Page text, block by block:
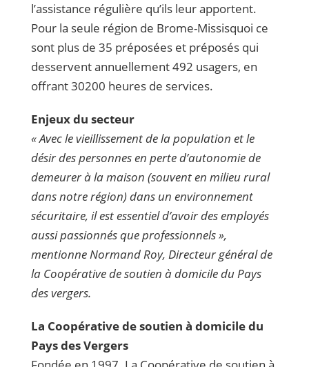
l’assistance régulière qu’ils leur apportent.
Pour la seule région de Brome-Missisquoi ce
sont plus de 35 préposées et préposés qui
desservent annuellement 492 usagers, en
offrant 30200 heures de services.
Enjeux du secteur
« Avec le vieillissement de la population et le
désir des personnes en perte d’autonomie de
demeurer à la maison (souvent en milieu rural
dans notre région) dans un environnement
sécuritaire, il est essentiel d’avoir des employés
aussi passionnés que professionnels »,
mentionne Normand Roy, Directeur général de
la Coopérative de soutien à domicile du Pays
des vergers.
La Coopérative de soutien à domicile du
Pays des Vergers